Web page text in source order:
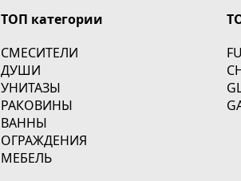
ТОП категории
СМЕСИТЕЛИ
ДУШИ
УНИТАЗЫ
РАКОВИНЫ
ВАННЫ
ОГРАЖДЕНИЯ
МЕБЕЛЬ